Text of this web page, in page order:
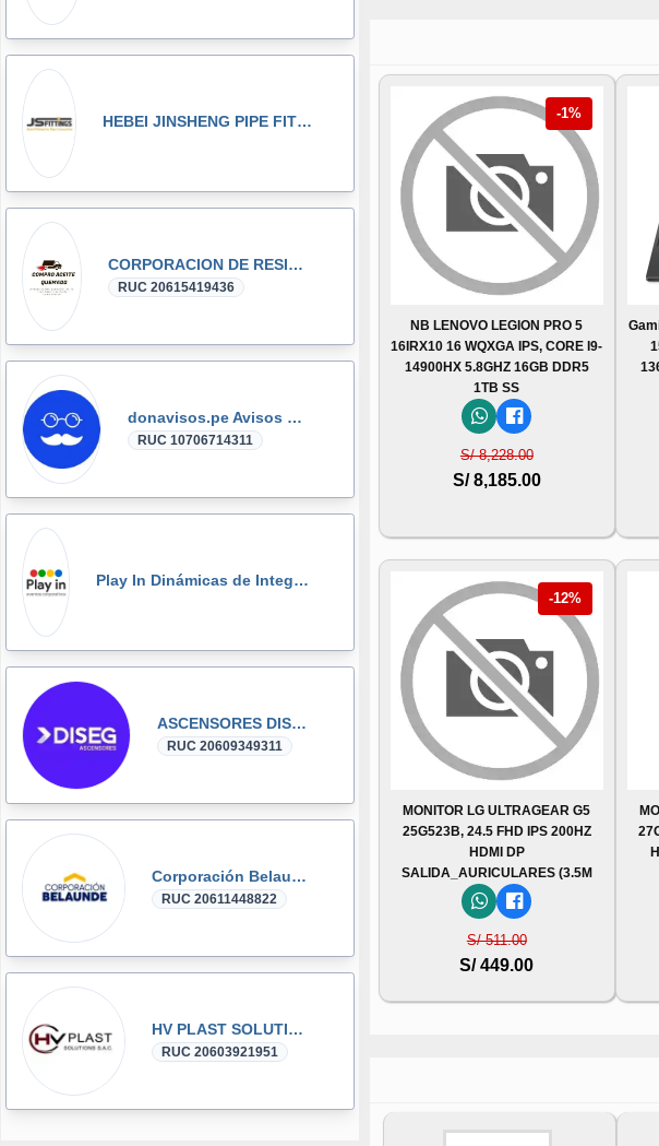
HEBEI JINSHENG PIPE FITTING MANUFACTURING CO., LT
CORPORACION DE RESIDUOS SEGOVIA.PERU SAC
RUC 20615419436
donavisos.pe Avisos Clasificados
RUC 10706714311
Play In Dinámicas de Integración, Gymkanas, Eventos Corporativos
ASCENSORES DISEG
RUC 20609349311
Corporación Belaunde
RUC 20611448822
HV PLAST SOLUTIONS
RUC 20603921951
-1%
NB LENOVO LEGION PRO 5
16IRX10 16 WQXGA IPS, CORE I9-
14900HX 5.8GHZ 16GB DDR5
1TB SS
S/ 8,228.00
S/ 8,185.00
-12%
MONITOR LG ULTRAGEAR G5
25G523B, 24.5 FHD IPS 200HZ
HDMI DP
SALIDA_AURICULARES (3.5M
S/ 511.00
S/ 449.00